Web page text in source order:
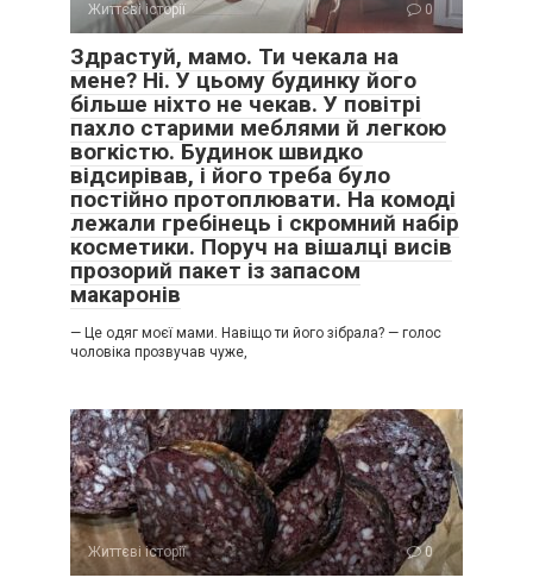
Життєві історії 0
Здрастуй, мамо. Ти чекала на
мене? Ні. У цьому будинку його
більше ніхто не чекав. У повітрі
пахло старими меблями й легкою
вогкістю. Будинок швидко
відсирівав, і його треба було
постійно протоплювати. На комоді
лежали гребінець і скромний набір
косметики. Поруч на вішалці висів
прозорий пакет із запасом
макаронів
— Це одяг моєї мами. Навіщо ти його зібрала? — голос
чоловіка прозвучав чуже,
Життєві історії 0